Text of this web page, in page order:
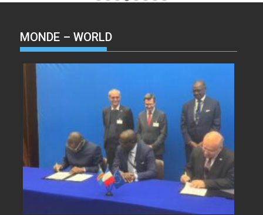
MONDE – WORLD